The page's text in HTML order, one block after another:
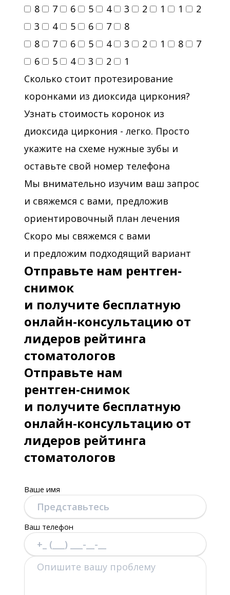
8 7 6 5 4 3 2 1 1
2
3
4 5 6 7
8
8
7 6 5 4 3 2 1 8
7
6
5 4 3 2
1
Сколько стоит протезирование
коронками из диоксида циркония?
Узнать стоимость коронок из
диоксида циркония - легко. Просто
укажите на схеме нужные зубы и
оставьте свой номер телефона
Мы внимательно изучим ваш запрос
и свяжемся с вами, предложив
ориентировочный план лечения
Скоро мы свяжемся с вами
и предложим подходящий вариант
Отправьте нам рентген-
снимок
и получите бесплатную
онлайн-консультацию от
лидеров рейтинга
стоматологов
Отправьте нам
рентген-снимок
и получите бесплатную
онлайн-консультацию от
лидеров рейтинга
стоматологов
Ваше имя
Ваш телефон